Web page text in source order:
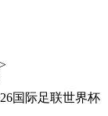
国际足联世界杯